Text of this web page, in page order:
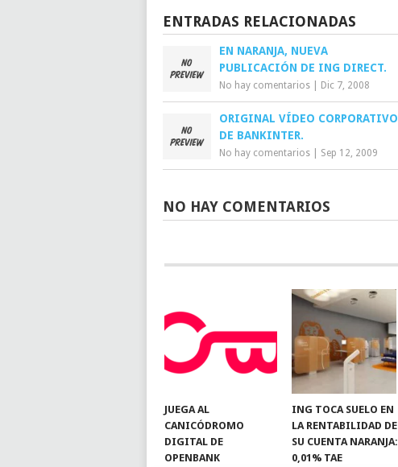
ENTRADAS RELACIONADAS
EN NARANJA, NUEVA
PUBLICACIÓN DE ING DIRECT.
No hay comentarios Dic 7, 2008
ORIGINAL VÍDEO CORPORATIVO
DE BANKINTER.
No hay comentarios Sep 12, 2009
NO HAY COMENTARIOS
JUEGA AL
CANICÓDROMO
DIGITAL DE
OPENBANK
ING TOCA SUELO EN
LA RENTABILIDAD DE
SU CUENTA NARANJA:
0,01% TAE